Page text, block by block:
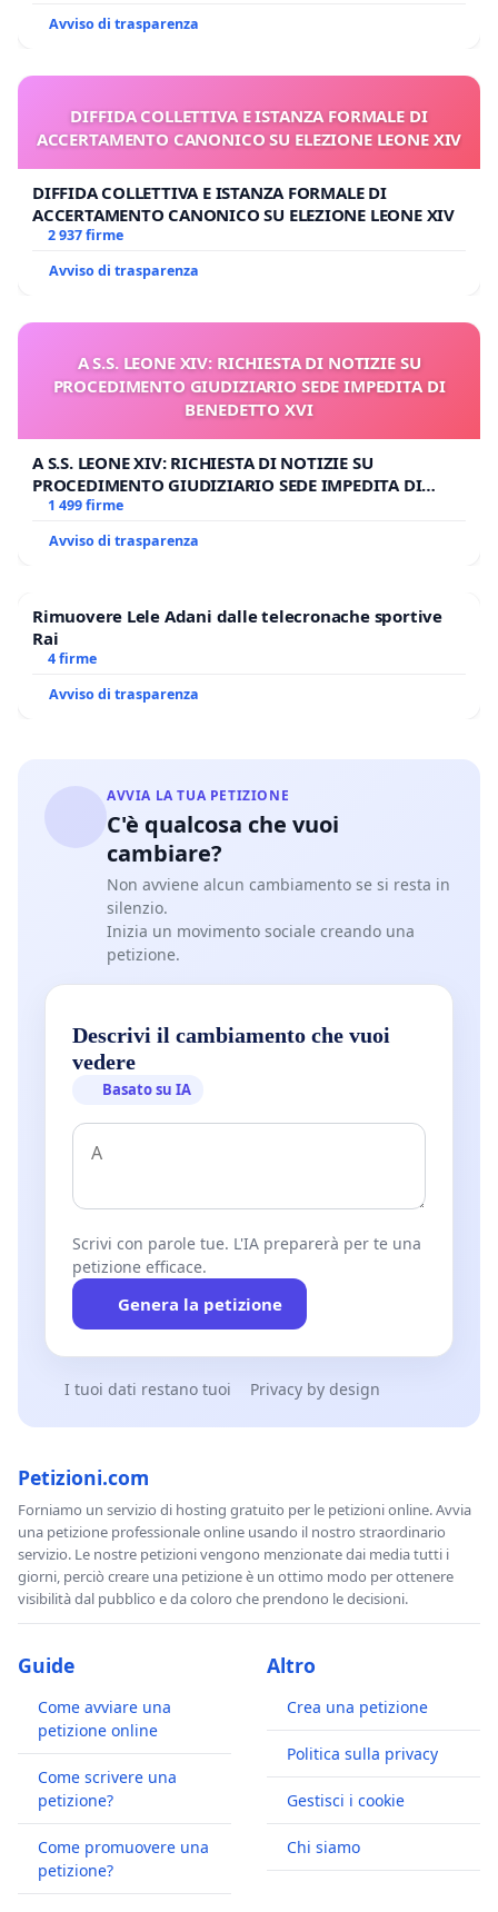
Avviso di trasparenza
DIFFIDA COLLETTIVA E ISTANZA FORMALE DI
ACCERTAMENTO CANONICO SU ELEZIONE LEONE XIV
DIFFIDA COLLETTIVA E ISTANZA FORMALE DI
ACCERTAMENTO CANONICO SU ELEZIONE LEONE XIV
2 937 firme
Avviso di trasparenza
A S.S. LEONE XIV: RICHIESTA DI NOTIZIE SU
PROCEDIMENTO GIUDIZIARIO SEDE IMPEDITA DI
BENEDETTO XVI
A S.S. LEONE XIV: RICHIESTA DI NOTIZIE SU
PROCEDIMENTO GIUDIZIARIO SEDE IMPEDITA DI
BENEDETTO XVI
1 499 firme
Avviso di trasparenza
Rimuovere Lele Adani dalle telecronache sportive
Rai
4 firme
Avviso di trasparenza
AVVIA LA TUA PETIZIONE
C'è qualcosa che vuoi
cambiare?
Non avviene alcun cambiamento se si resta in
silenzio.
Inizia un movimento sociale creando una
petizione.
Descrivi il cambiamento che vuoi
vedere
Basato su IA
Scrivi con parole tue. L'IA preparerà per te una
petizione efficace.
Genera la petizione
I tuoi dati restano tuoi Privacy by design
Petizioni.com
Forniamo un servizio di hosting gratuito per le petizioni online. Avvia
una petizione professionale online usando il nostro straordinario
servizio. Le nostre petizioni vengono menzionate dai media tutti i
giorni, perciò creare una petizione è un ottimo modo per ottenere
visibilità dal pubblico e da coloro che prendono le decisioni.
Guide
Come avviare una
petizione online
Come scrivere una
petizione?
Come promuovere una
petizione?
Altro
Crea una petizione
Politica sulla privacy
Gestisci i cookie
Chi siamo